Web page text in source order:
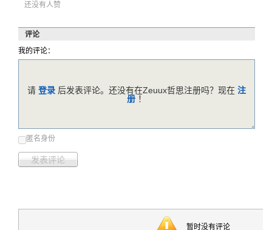
还没有人赞
评论
我的评论：
匿名身份
发表评论
请 登录 后发表评论。还没有在Zeuux哲思注册吗？现在 注
册 ！
暂时没有评论